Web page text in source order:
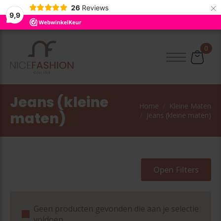
9,9
26 Reviews ×
0
Jeans (kleine
maten)
Home
Kleine Maten
Jeans (kleine maten)
Open Filters
Geen producten gevonden die aan je selectie